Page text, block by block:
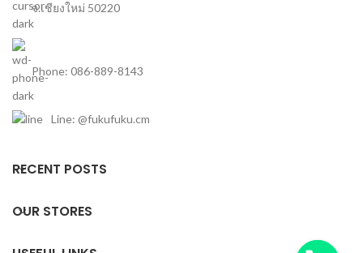
จ.เชียงใหม่ 50220
Phone: 086-889-8143
Line: @fukufuku.cm
RECENT POSTS
OUR STORES